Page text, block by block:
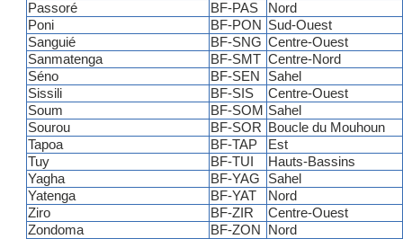
Passoré
BF-PAS
Nord
Poni
BF-PON
Sud-Ouest
Sanguié
BF-SNG Centre-Ouest
Sanmatenga
BF-SMT Centre-Nord
Séno
BF-SEN
Sahel
Sissili
BF-SIS
Centre-Ouest
Soum
BF-SOM Sahel
Sourou
BF-SOR
Boucle du Mouhoun
Tapoa
BF-TAP
Est
Tuy
BF-TUI
Hauts-Bassins
Yagha
BF-YAG
Sahel
Yatenga
BF-YAT
Nord
Ziro
BF-ZIR
Centre-Ouest
Zondoma
BF-ZON
Nord